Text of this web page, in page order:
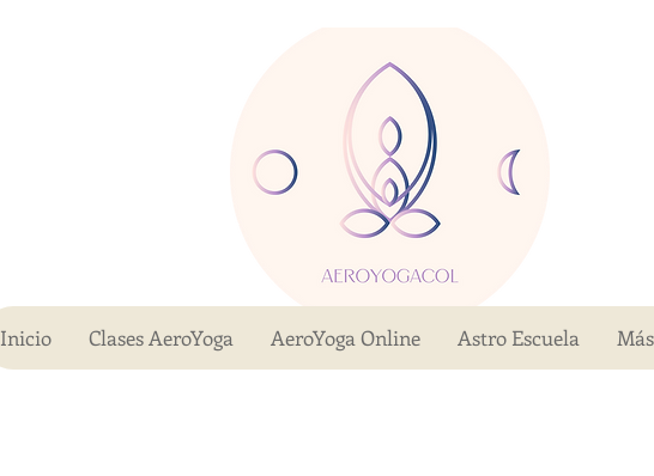
Inicio Clases AeroYoga AeroYoga Online Astro Escuela Más